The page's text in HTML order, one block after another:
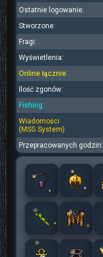
Ostatnie logowanie:
Stworzone:
Fragi:
Wyświetlenia:
Online łącznie:
Ilość zgonów:
Fishing:
Wiadomości
(MSG System):
Przepracowanych godzin: